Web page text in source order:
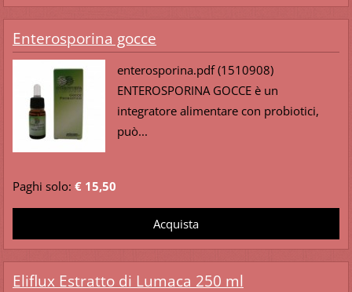
Enterosporina gocce
enterosporina.pdf (1510908)
ENTEROSPORINA GOCCE è un
integratore alimentare con probiotici,
può...
Paghi solo: € 15,50
Eliflux Estratto di Lumaca 250 ml